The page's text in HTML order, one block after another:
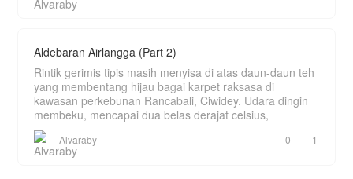
Aldebaran Airlangga (Part 2)
Rintik gerimis tipis masih menyisa di atas daun-daun teh
yang membentang hijau bagai karpet raksasa di
kawasan perkebunan Rancabali, Ciwidey. Udara dingin
membeku, mencapai dua belas derajat celsius,
Alvaraby 0 1